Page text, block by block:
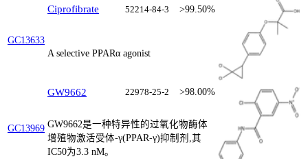
GC13633
Ciprofibrate 52214-84-3 >99.50%
A selective PPARα agonist
GC13969
GW9662 22978-25-2 >98.00%
GW9662是一种特异性的过氧化物酶体
增殖物激活受体-γ(PPAR-γ)抑制剂,其
IC50为3.3 nM。